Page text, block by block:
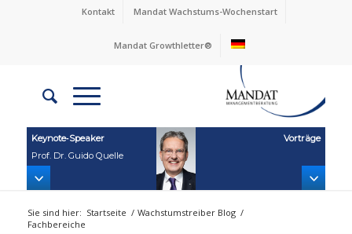
Kontakt Mandat Wachstums-Wochenstart
Mandat Growthletter®
Keynote‑Speaker
Prof. Dr. Guido Quelle
Vorträge
Sie sind hier: Startseite / Wachstumstreiber Blog /
Fachbereiche